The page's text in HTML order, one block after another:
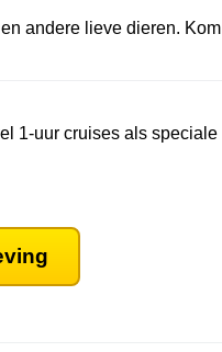
andere lieve dieren. Kom
1-uur cruises als speciale